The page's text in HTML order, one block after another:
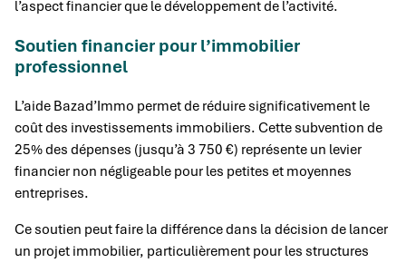
l’aspect financier que le développement de l’activité.
Soutien financier pour l’immobilier
professionnel
L’aide Bazad’Immo permet de réduire significativement le
coût des investissements immobiliers. Cette subvention de
25% des dépenses (jusqu’à 3 750 €) représente un levier
financier non négligeable pour les petites et moyennes
entreprises.
Ce soutien peut faire la différence dans la décision de lancer
un projet immobilier, particulièrement pour les structures